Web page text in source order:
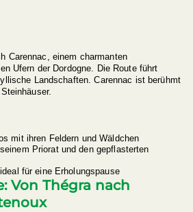
Carennac, einem charmanten
Ufern der Dordogne. Die Route führt
Landschaften. Carennac ist berühmt
mit ihren Feldern und Wäldchen
Priorat und den gepflasterten
für eine Erholungspause
Von Thégra nach